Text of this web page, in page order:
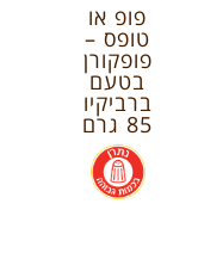
פופ או
טופס –
פופקורן
בטעם
ברביקיו
85 גרם
.